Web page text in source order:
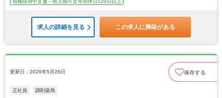
積極採用中 夏～秋入職可 年間休日120日以上
求人の詳細を見る この求人に興味がある
更新日：2026年5月26日 保存する
正社員 調剤薬局